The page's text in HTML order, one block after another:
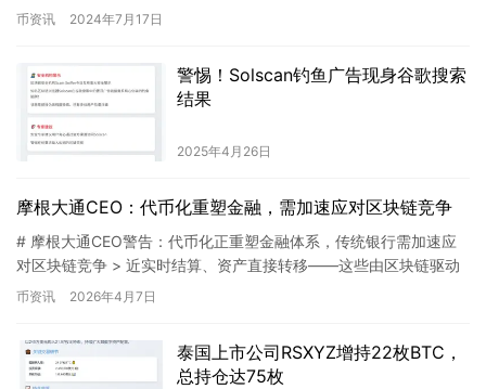
为确保维护效果，币安于同一时间暂…
币资讯 2024年7月17日
警惕！Solscan钓鱼广告现身谷歌搜索
结果
2025年4月26日
摩根大通CEO：代币化重塑金融，需加速应对区块链竞争
# 摩根大通CEO警告：代币化正重塑金融体系，传统银行需加速应
对区块链竞争 > 近实时结算、资产直接转移——这些由区块链驱动
的能力，正成为传统银行核心业务的直接挑战者。 4月7日，…
币资讯 2026年4月7日
泰国上市公司RSXYZ增持22枚BTC，
总持仓达75枚